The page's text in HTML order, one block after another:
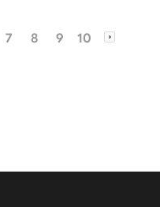
7 8 9 10